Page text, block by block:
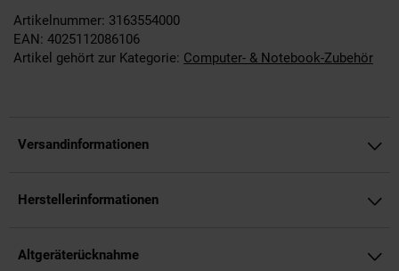
Artikelnummer: 3163554000
EAN: 4025112086106
Artikel gehört zur Kategorie: Computer- & Notebook-Zubehör
Versandinformationen
Herstellerinformationen
Altgeräterücknahme